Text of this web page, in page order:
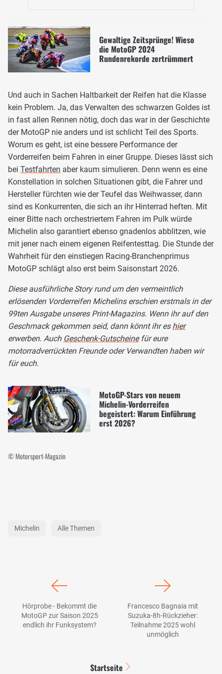
Gewaltige Zeitsprünge! Wieso
die MotoGP 2024
Rundenrekorde zertrümmert
Und auch in Sachen Haltbarkeit der Reifen hat die Klasse
kein Problem. Ja, das Verwalten des schwarzen Goldes ist
in fast allen Rennen nötig, doch das war in der Geschichte
der MotoGP nie anders und ist schlicht Teil des Sports.
Worum es geht, ist eine bessere Performance der
Vorderreifen beim Fahren in einer Gruppe. Dieses lässt sich
bei Testfahrten aber kaum simulieren. Denn wenn es eine
Konstellation in solchen Situationen gibt, die Fahrer und
Hersteller fürchten wie der Teufel das Weihwasser, dann
sind es Konkurrenten, die sich an ihr Hinterrad heften. Mit
einer Bitte nach orchestriertem Fahren im Pulk würde
Michelin also garantiert ebenso gnadenlos abblitzen, wie
mit jener nach einem eigenen Reifentesttag. Die Stunde der
Wahrheit für den einstiegen Racing-Branchenprimus
MotoGP schlägt also erst beim Saisonstart 2026.
Diese ausführliche Story rund um den vermeintlich
erlösenden Vorderreifen Michelins erschien erstmals in der
99ten Ausgabe unseres Print-Magazins. Wenn ihr auf den
Geschmack gekommen seid, dann könnt ihr es hier
erwerben. Auch Geschenk-Gutscheinefür eure
motorradverrückten Freunde oder Verwandten haben wir
für euch.
MotoGP-Stars von neuem
Michelin-Vorderreifen
begeistert: Warum Einführung
erst 2026?
© Motorsport-Magazin
Michelin Alle Themen
Hörprobe - Bekommt die
MotoGP zur Saison 2025
endlich ihr Funksystem?
Francesco Bagnaia mit
Suzuka-8h-Rückzieher:
Teilnahme 2025 wohl
unmöglich
Startseite